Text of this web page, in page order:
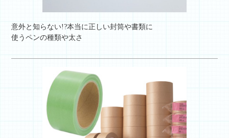
意外と知らない!?本当に正しい封筒や書類に
使うペンの種類や太さ